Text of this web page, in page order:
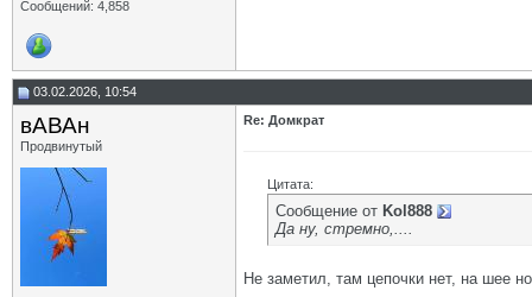
Сообщений: 4,858
03.02.2026, 10:54
вАВАн
Продвинутый
Re: Домкрат
Цитата:
Сообщение от Kol888
Да ну, стремно,....
Не заметил, там цепочки нет, на шее